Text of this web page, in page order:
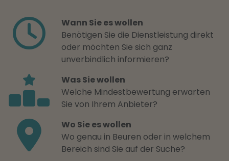
Wann Sie es wollen
Benötigen Sie die Dienstleistung direkt
oder möchten Sie sich ganz
unverbindlich informieren?
Was Sie wollen
Welche Mindestbewertung erwarten
Sie von Ihrem Anbieter?
Wo Sie es wollen
Wo genau in Beuren oder in welchem
Bereich sind Sie auf der Suche?